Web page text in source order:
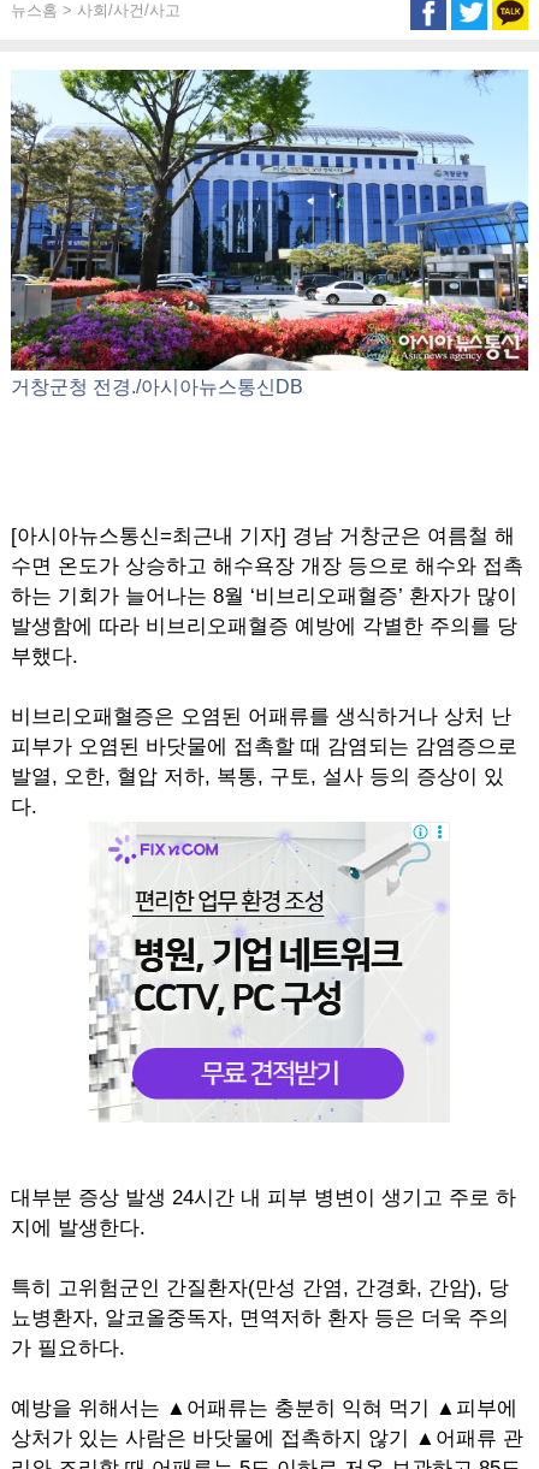
뉴스홈 > 사회/사건/사고
거창군청 전경./아시아뉴스통신DB
[아시아뉴스통신=최근내 기자] 경남 거창군은 여름철 해
수면 온도가 상승하고 해수욕장 개장 등으로 해수와 접촉
하는 기회가 늘어나는 8월 ‘비브리오패혈증’ 환자가 많이
발생함에 따라 비브리오패혈증 예방에 각별한 주의를 당
부했다.
비브리오패혈증은 오염된 어패류를 생식하거나 상처 난
피부가 오염된 바닷물에 접촉할 때 감염되는 감염증으로
발열, 오한, 혈압 저하, 복통, 구토, 설사 등의 증상이 있
다.
대부분 증상 발생 24시간 내 피부 병변이 생기고 주로 하
지에 발생한다.
특히 고위험군인 간질환자(만성 간염, 간경화, 간암), 당
뇨병환자, 알코올중독자, 면역저하 환자 등은 더욱 주의
가 필요하다.
예방을 위해서는 ▲어패류는 충분히 익혀 먹기 ▲피부에
상처가 있는 사람은 바닷물에 접촉하지 않기 ▲어패류 관